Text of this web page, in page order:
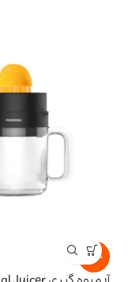
-15%